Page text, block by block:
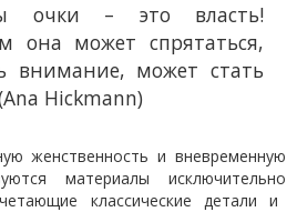
очки – это власть!
она может спрятаться,
внимание, может стать
Hickmann)
женственность и вневременную
материалы исключительно
классические детали и